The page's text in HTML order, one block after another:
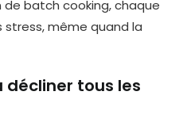
de batch cooking, chaque
stress, même quand la
décliner tous les